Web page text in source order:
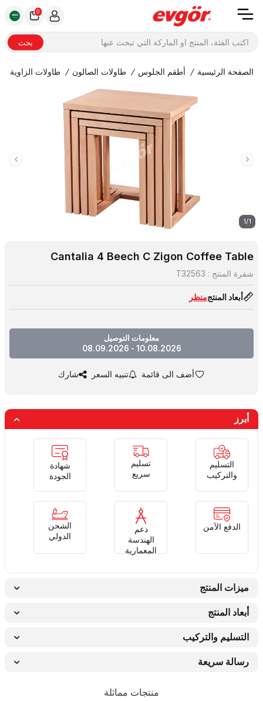
بحث
0
الصفحة الرئيسية / أطقم الجلوس / طاولات الصالون / طاولات الزاوية
1
/
1
Cantalia 4 Beech C Zigon Coffee Table
شفرة المنتج : T32563
أبعاد المنتجمنظر
معلومات التوصيل
10.08.2026 - 08.09.2026
أضف الى قائمة تنبيه السعر شارك
أبرز
التسليم
والتركيب
تسليم
سريع
شهادة
الجودة
الدفع الآمن
دعم
الهندسة
المعمارية
الشحن
الدولي
ميزات المنتج
أبعاد المنتج
التسليم والتركيب
رسالة سريعة
منتجات مماثلة